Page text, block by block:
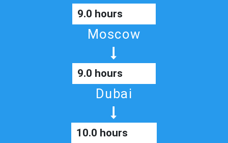
9.0 hours
Moscow
9.0 hours
Dubai
10.0 hours